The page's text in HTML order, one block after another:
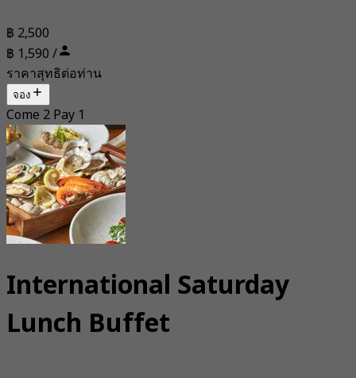
฿ 2,500
฿ 1,590 /
ราคาสุทธิต่อท่าน
จอง
Come 2 Pay 1
International Saturday
Lunch Buffet